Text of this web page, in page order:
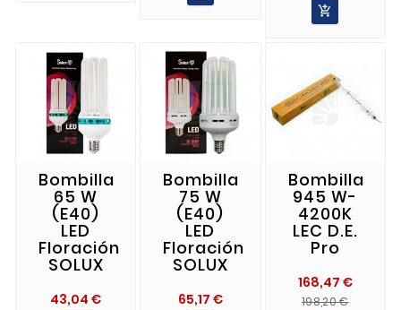

Bombilla
65 W
(E40)
LED
Floración
SOLUX
43,04 €Precio
Bombilla
75 W
(E40)
LED
Floración
SOLUX
65,17 €Precio
Bombilla
945 W-
4200K
LEC D.E.
Pro
168,47 €
198,20 €